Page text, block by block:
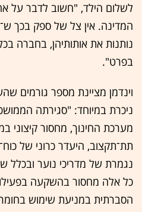
לשלום הילד, "חשוב לדבר על
נותנות את אותותיהן, בחברה
בפרט".
וינדמן מציינת מספר גורמים
ניכרת במיוחד: "סגירתה
מערכת החינוך, מחסור קיצוני
תת־תקצוב, היעדר כרוני של
נגמרת של מדריכי נוער ובכלל
כל אלה מחסור בהשקעה
הסברתית במניעת שימוש